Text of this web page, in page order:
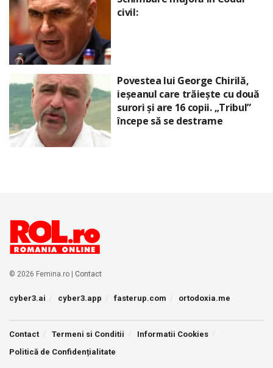
civil:
Povestea lui George Chirilă,
ieșeanul care trăiește cu două
surori și are 16 copii. „Tribul”
începe să se destrame
© 2026 Femina.ro | Contact
cyber3.ai cyber3.app fasterup.com ortodoxia.me
Contact Termeni si Conditii
Informatii Cookies
Politică de Confidențialitate